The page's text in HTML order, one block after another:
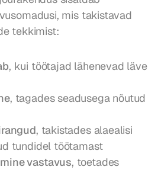
mis takistavad
tekkimist:
, kui töötajad lähenevad läve
, tagades seadusega nõutud
, takistades alaealisi
tundidel töötamast
vastavus, toetades